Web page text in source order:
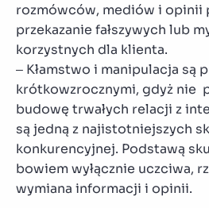
rozmówców, mediów i opinii
przekazanie fałszywych lub
korzystnych dla klienta.
– Kłamstwo i manipulacja są
krótkowzrocznymi, gdyż nie
budowę trwałych relacji z
są jedną z najistotniejszych
konkurencyjnej. Podstawą
bowiem wyłącznie uczciwa,
wymiana informacji i opinii.